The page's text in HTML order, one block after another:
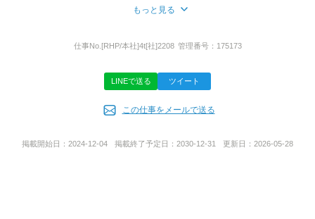
※面接の都合が悪くなった場合、
※当日の無断キャンセルはご遠慮ください。
大阪府高槻市西面北２丁目１９‐１
もっと見る
仕事No. [RHP/本社]4t[社]2208 管理番号： 175173
LINEで送る ツイート
この仕事をメールで送る
掲載開始日： 2024-12-04 掲載終了予定日： 2030-12-31 更新日： 2026-05-28